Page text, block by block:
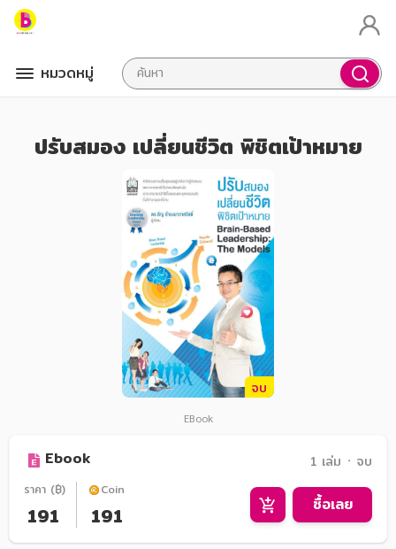
หมวดหมู่
ปรับสมอง เปลี่ยนชีวิต พิชิตเป้าหมาย
จบ
EBook
Ebook 1 เล่ม ᛫ จบ
ราคา (฿)
191
Coin
191 ซื้อเลย